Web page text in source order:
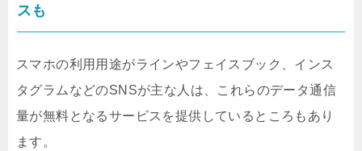
スも
スマホの利用用途がラインやフェイスブック、インス
タグラムなどのSNSが主な人は、これらのデータ通信
量が無料となるサービスを提供しているところもあり
ます。